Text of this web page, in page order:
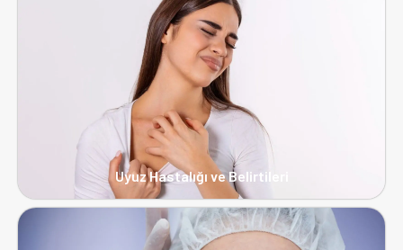
Uyuz Hastalığı ve Belirtileri